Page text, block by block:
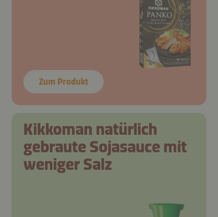
Zum Produkt
Kikkoman natürlich
gebraute Sojasauce mit
weniger Salz